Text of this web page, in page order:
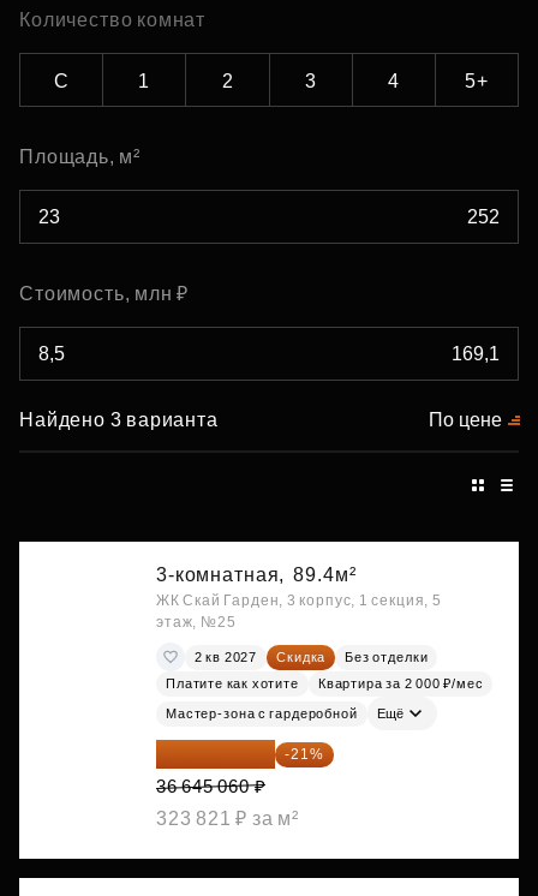
Количество комнат
С 1 2 3 4 5+
Площадь, м²
Стоимость, млн ₽
Найдено 3 варианта По цене
3-комнатная, 89.4м²
ЖК Скай Гарден, 3 корпус, 1 секция, 5
этаж, №25
2 кв 2027 Скидка
Без отделки
Платите как хотите
Квартира за 2 000 ₽/мес
Мастер-зона с гардеробной Ещё
28 949 597 ₽ -21%
36 645 060 ₽
323 821 ₽ за м²